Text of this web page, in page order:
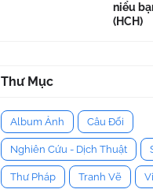
niểu
(HCH)
Thư Mục
Album Ảnh Câu Đối
Nghiên Cứu - Dịch Thuật
Thư Pháp Tranh Vẽ